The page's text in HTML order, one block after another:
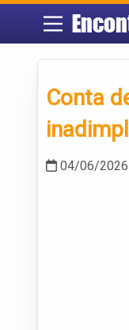
Conta
04/06/2026